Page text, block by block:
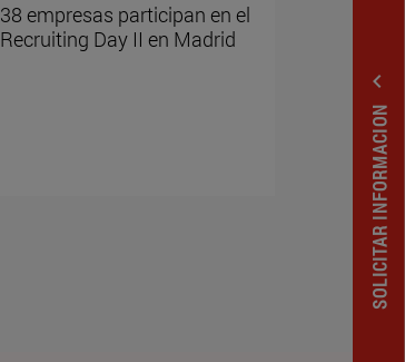
SOLICITAR INFORMACION
expand_less
38 empresas participan en el
Recruiting Day II en Madrid